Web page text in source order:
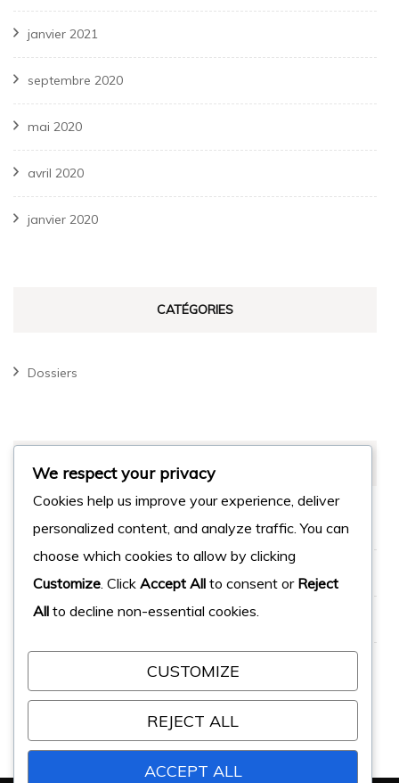
janvier 2021
septembre 2020
mai 2020
avril 2020
janvier 2020
CATÉGORIES
Dossiers
Connexion
Flux des commentaires
Site de WordPress-FR
We respect your privacy
Cookies help us improve your experience, deliver
personalized content, and analyze traffic. You can
choose which cookies to allow by clicking
Customize . Click Accept All to consent or Reject
All to decline non-essential cookies.
CUSTOMIZE
REJECT ALL
ACCEPT ALL